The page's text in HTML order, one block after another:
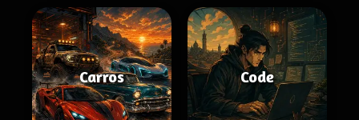
Carros Code